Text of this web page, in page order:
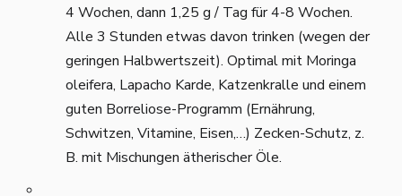
4 Wochen, dann 1,25 g / Tag für 4-8 Wochen.
Alle 3 Stunden etwas davon trinken (wegen der
geringen Halbwertszeit). Optimal mit Moringa
oleifera, Lapacho Karde, Katzenkralle und einem
guten Borreliose-Programm (Ernährung,
Schwitzen, Vitamine, Eisen,…) Zecken-Schutz, z.
B. mit Mischungen ätherischer Öle.